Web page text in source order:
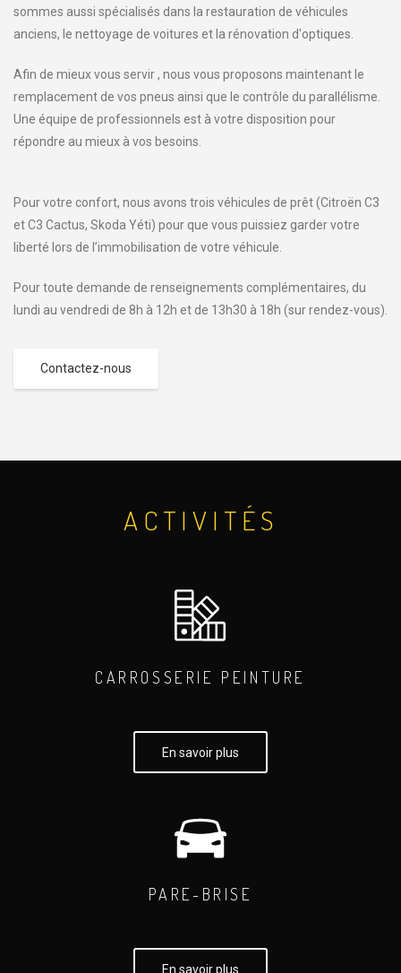
sommes aussi spécialisés dans la restauration de véhicules
anciens, le nettoyage de voitures et la rénovation d'optiques.
Afin de mieux vous servir , nous vous proposons maintenant le
remplacement de vos pneus ainsi que le contrôle du parallélisme.
Une équipe de professionnels est à votre disposition pour
répondre au mieux à vos besoins.
Pour votre confort, nous avons trois véhicules de prêt (Citroën C3
et C3 Cactus, Skoda Yéti) pour que vous puissiez garder votre
liberté lors de l’immobilisation de votre véhicule.
Pour toute demande de renseignements complémentaires, du
lundi au vendredi de 8h à 12h et de 13h30 à 18h (sur rendez-vous).
Contactez-nous
ACTIVITÉS
CARROSSERIE PEINTURE
En savoir plus
PARE-BRISE
En savoir plus